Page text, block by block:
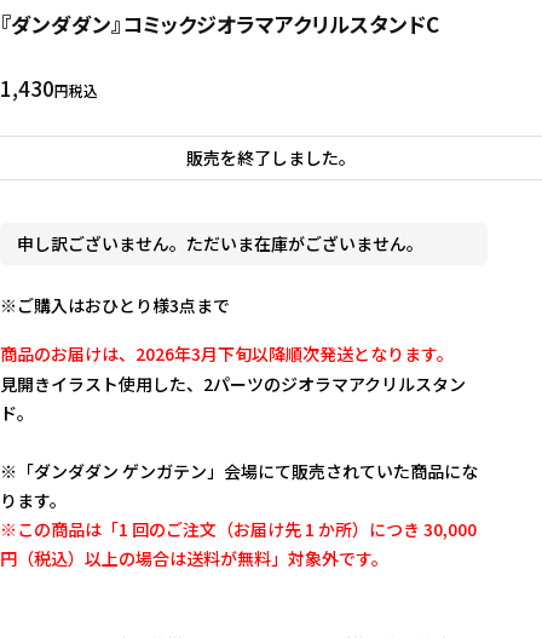
『ダンダダン』コミックジオラマアクリルスタンドC
1,430 税込
販売を終了しました。
申し訳ございません。ただいま在庫がございません。
※ご購入はおひとり様3点まで
商品のお届けは、2026年3月下旬以降順次発送となります。
見開きイラスト使用した、2パーツのジオラマアクリルスタン
ド。
※「ダンダダン ゲンガテン」会場にて販売されていた商品にな
ります。
※この商品は「1 回のご注文（お届け先 1 か所）につき 30,000
円（税込）以上の場合は送料が無料」対象外です。